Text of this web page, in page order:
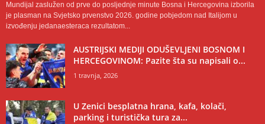
Mundijal zaslužen od prve do posljednje minute Bosna i Hercegovina izborila
je plasman na Svjetsko prvenstvo 2026. godine pobjedom nad Italijom u
izvođenju jedanaesteraca rezultatom...
AUSTRIJSKI MEDIJI ODUŠEVLJENI BOSNOM I
HERCEGOVINOM: Pazite šta su napisali o...
1 travnja, 2026
U Zenici besplatna hrana, kafa, kolači,
parking i turistička tura za...